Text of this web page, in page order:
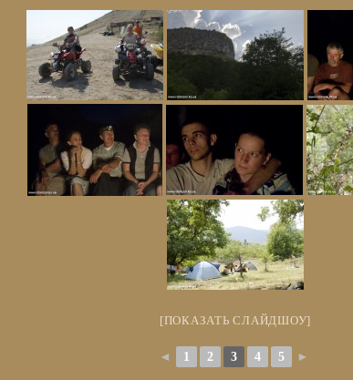
[ПОКАЗАТЬ СЛАЙДШОУ]
◄ 1 2 3 4 5 ►